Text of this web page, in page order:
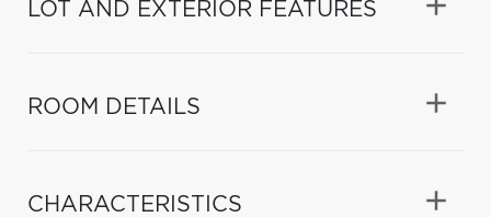
LOT AND EXTERIOR FEATURES
ROOM DETAILS
CHARACTERISTICS